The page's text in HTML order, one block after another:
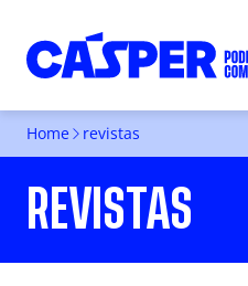
Home revistas
REVISTAS